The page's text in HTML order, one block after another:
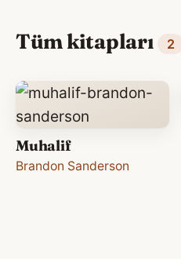
Tüm kitapları 2
Muhalif
Brandon Sanderson